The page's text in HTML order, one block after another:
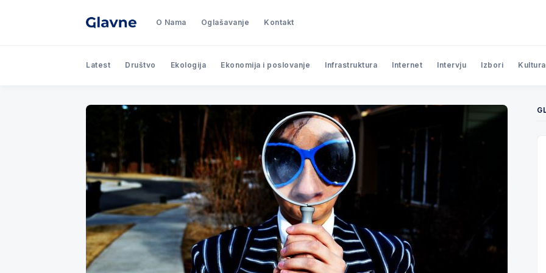
O Nama Oglašavanje Kontakt
Latest Društvo Ekologija Ekonomija i poslovanje Infrastruktura Internet Intervju Izbori